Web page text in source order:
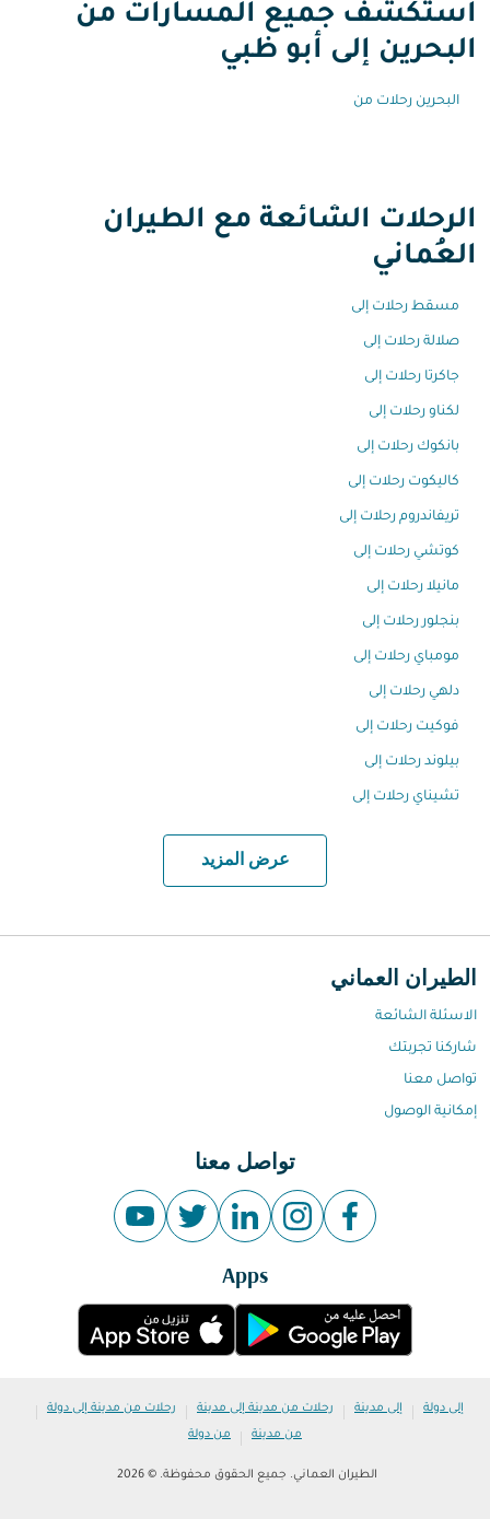
استكشف جميع المسارات من
البحرين إلى أبو ظبي
البحرين رحلات من
الرحلات الشائعة مع الطيران
العُماني
مسقط رحلات إلى
صلالة رحلات إلى
جاكرتا رحلات إلى
لكناو رحلات إلى
بانكوك رحلات إلى
كاليكوت رحلات إلى
تريفاندروم رحلات إلى
كوتشي رحلات إلى
مانيلا رحلات إلى
بنجلور رحلات إلى
مومباي رحلات إلى
دلهي رحلات إلى
فوكيت رحلات إلى
بيلوند رحلات إلى
تشيناي رحلات إلى
عرض المزيد
الطيران العماني
الاسئلة الشائعة
شاركنا تجربتك
تواصل معنا
إمكانية الوصول
تواصل معنا
Apps
إلى دولة | إلى مدينة | رحلات من مدينة إلى مدينة | رحلات من مدينة إلى دولة |
من مدينة | من دولة
الطيران العماني. جميع الحقوق محفوظة. © 2026